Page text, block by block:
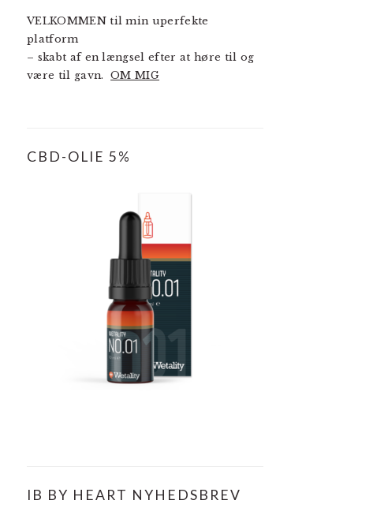
VELKOMMEN til min uperfekte
platform
– skabt af en længsel efter at høre til og
være til gavn.OM MIG
CBD-OLIE 5%
IB BY HEART NYHEDSBREV